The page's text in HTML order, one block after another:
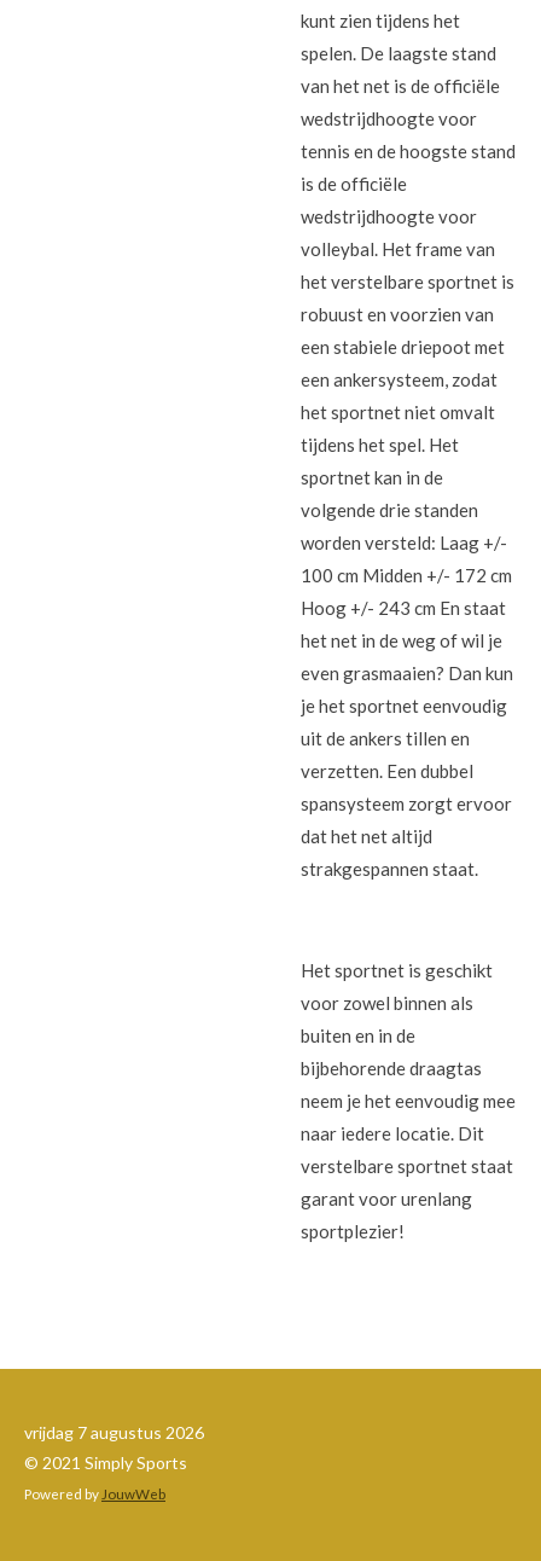
kunt zien tijdens het
spelen. De laagste stand
van het net is de officiële
wedstrijdhoogte voor
tennis en de hoogste stand
is de officiële
wedstrijdhoogte voor
volleybal. Het frame van
het verstelbare sportnet is
robuust en voorzien van
een stabiele driepoot met
een ankersysteem, zodat
het sportnet niet omvalt
tijdens het spel. Het
sportnet kan in de
volgende drie standen
worden versteld: Laag +/-
100 cm Midden +/- 172 cm
Hoog +/- 243 cm En staat
het net in de weg of wil je
even grasmaaien? Dan kun
je het sportnet eenvoudig
uit de ankers tillen en
verzetten. Een dubbel
spansysteem zorgt ervoor
dat het net altijd
strakgespannen staat.
Het sportnet is geschikt
voor zowel binnen als
buiten en in de
bijbehorende draagtas
neem je het eenvoudig mee
naar iedere locatie. Dit
verstelbare sportnet staat
garant voor urenlang
sportplezier!
vrijdag 7 augustus 2026
© 2021 Simply Sports
Powered by JouwWeb